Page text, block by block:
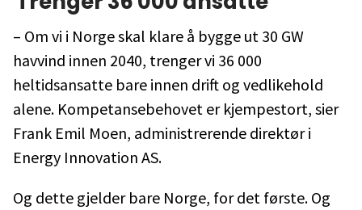
– Om vi i Norge skal klare å bygge ut 30 GW
havvind innen 2040, trenger vi 36 000
heltidsansatte bare innen drift og vedlikehold
alene. Kompetansebehovet er kjempestort, sier
Frank Emil Moen, administrerende direktør i
Energy Innovation AS.
Og dette gjelder bare Norge, for det første. Og